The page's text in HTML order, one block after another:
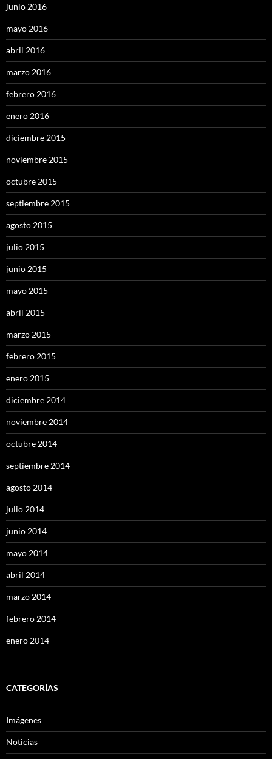
junio 2016
mayo 2016
abril 2016
marzo 2016
febrero 2016
enero 2016
diciembre 2015
noviembre 2015
octubre 2015
septiembre 2015
agosto 2015
julio 2015
junio 2015
mayo 2015
abril 2015
marzo 2015
febrero 2015
enero 2015
diciembre 2014
noviembre 2014
octubre 2014
septiembre 2014
agosto 2014
julio 2014
junio 2014
mayo 2014
abril 2014
marzo 2014
febrero 2014
enero 2014
CATEGORÍAS
Imágenes
Noticias